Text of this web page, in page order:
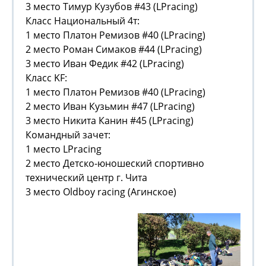
3 место Тимур Кузубов #43 (LPracing)
Класс Национальный 4т:
1 место Платон Ремизов #40 (LPracing)
2 место Роман Симаков #44 (LPracing)
3 место Иван Федик #42 (LPracing)
Класс KF:
1 место Платон Ремизов #40 (LPracing)
2 место Иван Кузьмин #47 (LPracing)
3 место Никита Канин #45 (LPracing)
Командный зачет:
1 место LPracing
2 место Детско-юношеский спортивно
технический центр г. Чита
3 место Oldboy racing (Агинское)